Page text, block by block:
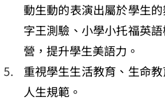
動生動的表演出屬於學生
字王測驗、小學小托福英
營，提升學生美語力。
重視學生生活教育、生命
人生規範。